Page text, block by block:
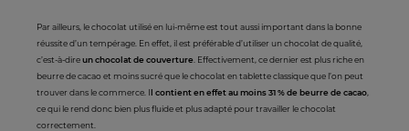
Par ailleurs, le chocolat utilisé en lui-même est tout aussi important dans la bonne
réussite d’un tempérage. En effet, il est préférable d’utiliser un chocolat de qualité,
c’est-à-direun chocolat de couverture. Effectivement, ce dernier est plus riche en
beurre de cacao et moins sucré que le chocolat en tablette classique que l’on peut
trouver dans le commerce. Il contient en effet au moins 31 % de beurre de cacao,
ce qui le rend donc bien plus fluide et plus adapté pour travailler le chocolat
correctement.